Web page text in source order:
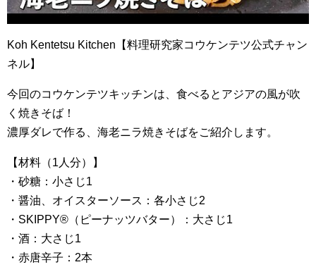
Koh Kentetsu Kitchen【料理研究家コウケンテツ公式チャン
ネル】
今回のコウケンテツキッチンは、食べるとアジアの風が吹
く焼きそば！
濃厚ダレで作る、海老ニラ焼きそばをご紹介します。
【材料（1人分）】
・砂糖：小さじ1
・醤油、オイスターソース：各小さじ2
・SKIPPY®︎（ピーナッツバター）：大さじ1
・酒：大さじ1
・赤唐辛子：2本